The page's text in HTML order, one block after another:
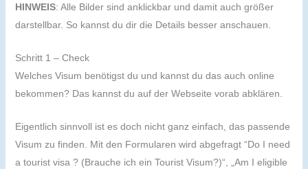
HINWEIS: Alle Bilder sind anklickbar und damit auch größer
darstellbar. So kannst du dir die Details besser anschauen.
Schritt 1 – Check
Welches Visum benötigst du und kannst du das auch online
bekommen? Das kannst du auf der Webseite vorab abklären.
Eigentlich sinnvoll ist es doch nicht ganz einfach, das passende
Visum zu finden. Mit den Formularen wird abgefragt “Do I need
a tourist visa ? (Brauche ich ein Tourist Visum?)“, „Am I eligible